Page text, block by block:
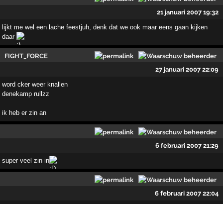
21 januari 2007 19:32
lijkt me wel een lache feestjuh, denk dat we ook maar eens gaan kijken
daar
FIGHT_FORCE
27 januari 2007 22:09
word cker weer knallen
denekamp rullzz
ik heb er zin an
6 februari 2007 21:29
super veel zin in
6 februari 2007 22:04